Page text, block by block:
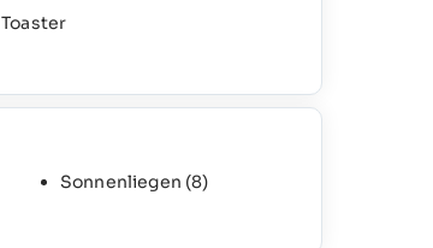
Toaster
Sonnenliegen (8)